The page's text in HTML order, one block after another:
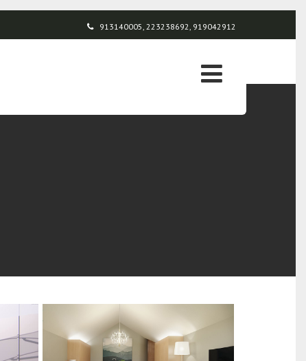
913140005, 223238692, 919042912